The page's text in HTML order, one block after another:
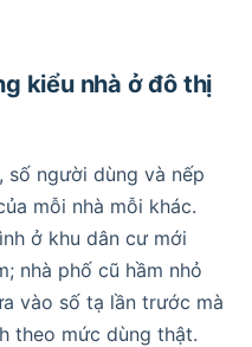
kiểu nhà ở đô thị
người dùng và nếp
mỗi nhà mỗi khác.
ở khu dân cư mới
nhà phố cũ hầm nhỏ
vào số tạ lần trước mà
theo mức dùng thật.